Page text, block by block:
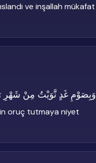
ve inşallah mükafat
وَبِصَوْمِ غَدٍ نَّوَيْتُ مِنْ شَهْرِ
oruç tutmaya niyet